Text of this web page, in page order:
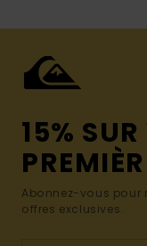
15%
Abonnez-vous pour
offres exclusives.